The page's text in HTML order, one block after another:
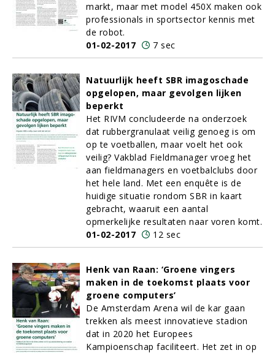
markt, maar met model 450X maken ook
professionals in sportsector kennis met
de robot.
01-02-2017
7 sec
Natuurlijk heeft SBR imagoschade
opgelopen, maar gevolgen lijken
beperkt
Het RIVM concludeerde na onderzoek
dat rubbergranulaat veilig genoeg is om
op te voetballen, maar voelt het ook
veilig? Vakblad Fieldmanager vroeg het
aan fieldmanagers en voetbalclubs door
het hele land. Met een enquête is de
huidige situatie rondom SBR in kaart
gebracht, waaruit een aantal
opmerkelijke resultaten naar voren komt.
01-02-2017
12 sec
Henk van Raan: ‘Groene vingers
maken in de toekomst plaats voor
groene computers’
De Amsterdam Arena wil de kar gaan
trekken als meest innovatieve stadion
dat in 2020 het Europees
Kampioenschap faciliteert. Het zet in op